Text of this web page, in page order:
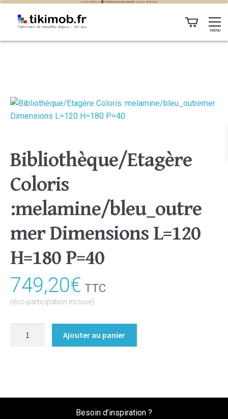
MENU
Bibliothèque/Etagère
Coloris
:melamine/bleu_outre
mer Dimensions L=120
H=180 P=40
749,20€ TTC
(éco-participation incluse)
Ajouter au panier
Besoin d’inspiration ?